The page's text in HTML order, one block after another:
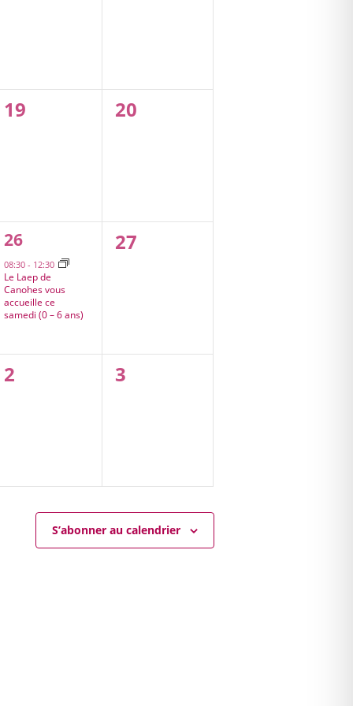
0
19
0
20
1
évènement,
26
08:30 - 12:30
Le Laep de
Canohes vous
accueille ce
samedi (0 – 6 ans)
0
27
0
2
0
3
S’abonner au calendrier